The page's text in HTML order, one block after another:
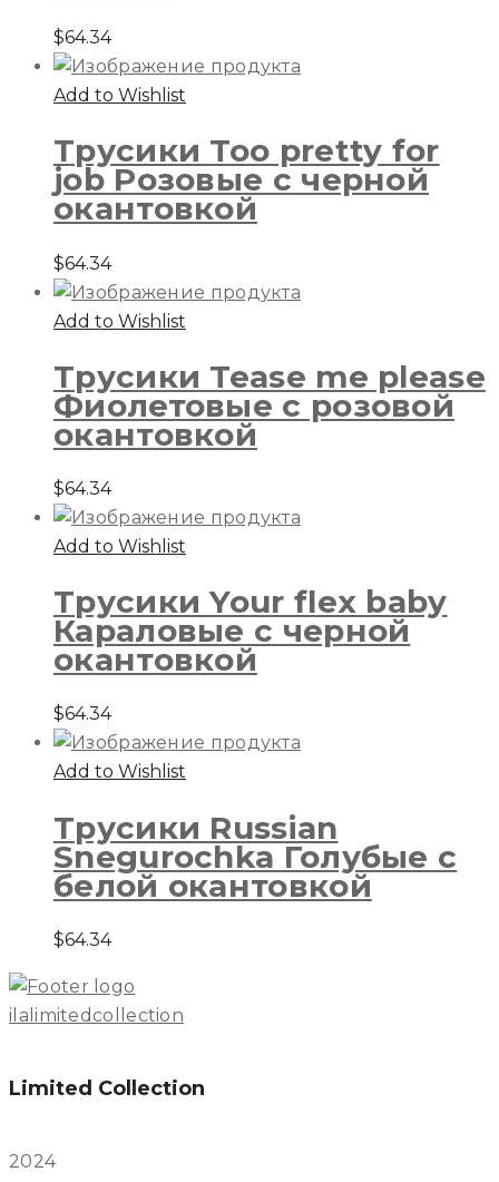
$64.34
Add to Wishlist
Трусики Too pretty for
job Розовые с черной
окантовкой
$64.34
Add to Wishlist
Трусики Tease me please
Фиолетовые с розовой
окантовкой
$64.34
Add to Wishlist
Трусики Your flex baby
Караловые с черной
окантовкой
$64.34
Add to Wishlist
Трусики Russian
Snegurochka Голубые с
белой окантовкой
$64.34
ilalimitedcollection
Limited Collection
2024